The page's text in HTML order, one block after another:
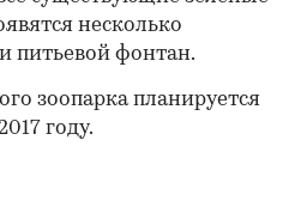
несколько
питьевой фонтан.
зоопарка планируется
году.